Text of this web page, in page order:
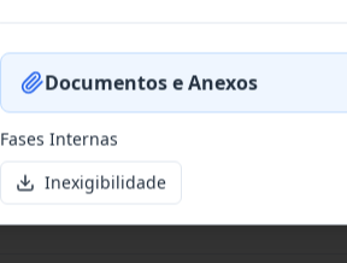
Documentos e Anexos
Fases Internas
Inexigibilidade